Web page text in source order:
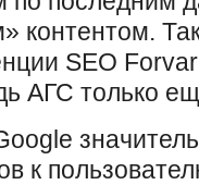
контентом.
SEO
АГС только
к